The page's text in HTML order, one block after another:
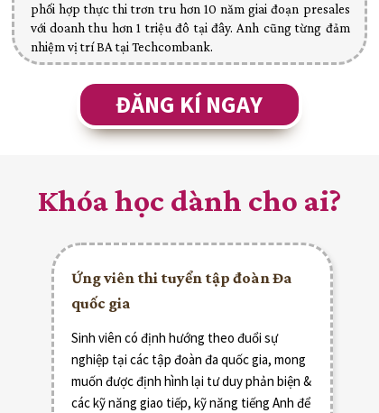
ĐĂNG KÍ NGAY
phối hợp thực thi trơn tru hơn 10 năm giai đoạn presales
với doanh thu hơn 1 triệu đô tại đây. Anh cũng từng đảm
nhiệm vị trí BA tại Techcombank.
Khóa học dành cho ai?
Sinh viên có định hướng theo đuổi sự
nghiệp tại các tập đoàn đa quốc gia, mong
muốn được định hình lại tư duy phản biện &
các kỹ năng giao tiếp, kỹ năng tiếng Anh để
Ứng viên thi tuyển tập đoàn Đa
quốc gia